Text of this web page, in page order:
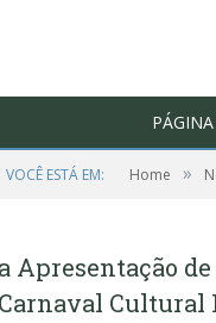
VOCÊ ESTÁ EM: Home »
a Apresentação
Carnaval Cultural